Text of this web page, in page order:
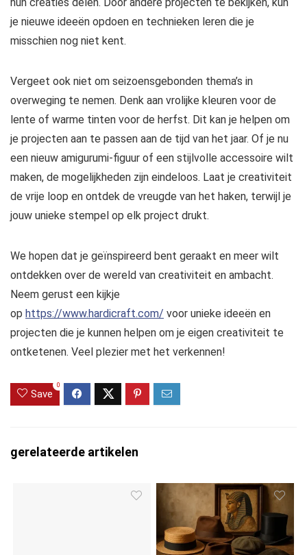
je nieuwe ideeën opdoen en technieken leren die je
misschien nog niet kent.
Vergeet ook niet om seizoensgebonden thema’s in
overweging te nemen. Denk aan vrolijke kleuren voor de
lente of warme tinten voor de herfst. Dit kan je helpen om
je projecten aan te passen aan de tijd van het jaar. Of je nu
een nieuw amigurumi-figuur of een stijlvolle accessoire wilt
maken, de mogelijkheden zijn eindeloos. Laat je creativiteit
de vrije loop en ontdek de vreugde van het haken, terwijl je
jouw unieke stempel op elk project drukt.
We hopen dat je geïnspireerd bent geraakt en meer wilt
ontdekken over de wereld van creativiteit en ambacht.
Neem gerust een kijkje
op https://www.hardicraft.com/ voor unieke ideeën en
projecten die je kunnen helpen om je eigen creativiteit te
ontketenen. Veel plezier met het verkennen!
Save
0
gerelateerde artikelen